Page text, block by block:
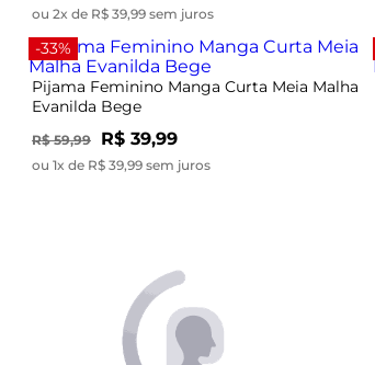
ou 2x de R$ 39,99 sem juros
-33%
Pijama Feminino Manga Curta Meia Malha
Evanilda Bege
R$ 59,99 R$ 39,99
ou 1x de R$ 39,99 sem juros